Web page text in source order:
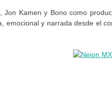
Jon Kamen y Bono como
emocional y narrada desde el